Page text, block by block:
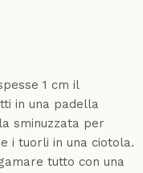
1 cm il
in una padella
sminuzzata per
i tuorli in una ciotola.
tutto con una